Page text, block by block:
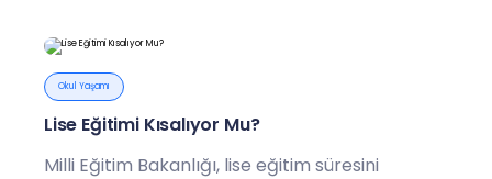
Okul Yaşamı
Lise Eğitimi Kısalıyor Mu?
Milli Eğitim Bakanlığı, lise eğitim süresini